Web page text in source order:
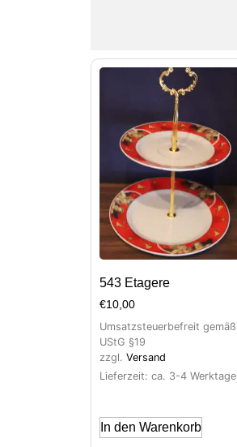
543 Etagere
€10,00
Umsatzsteuerbefreit gemäß
UStG §19
zzgl. Versand
Lieferzeit: ca. 3-4 Werktage
In den Warenkorb